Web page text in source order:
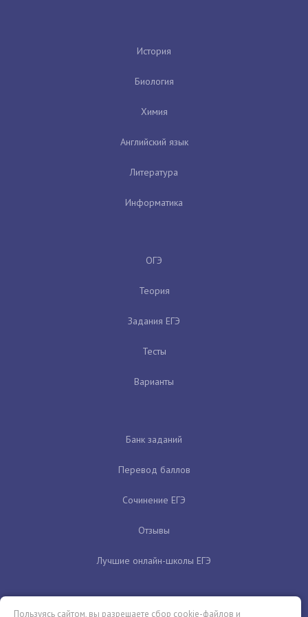
История
Биология
Химия
Английский язык
Литература
Информатика
ОГЭ
Теория
Задания ЕГЭ
Тесты
Варианты
Банк заданий
Перевод баллов
Сочинение ЕГЭ
Отзывы
Лучшие онлайн-школы ЕГЭ
Пользуясь сайтом, вы разрешаете сбор cookie-файлов и